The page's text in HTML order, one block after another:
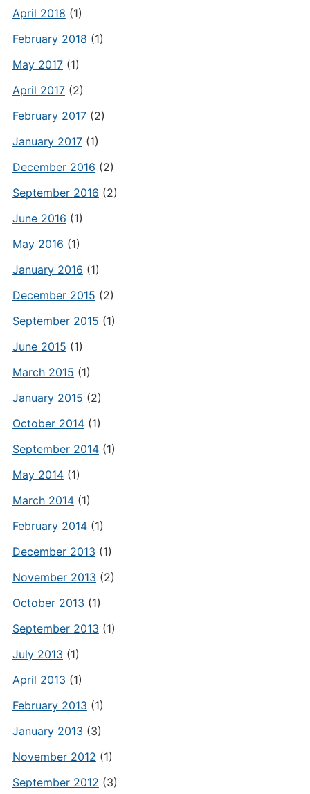
April 2018 (1)
February 2018 (1)
May 2017(1)
April 2017(2)
February 2017(2)
January 2017(1)
December 2016 (2)
September 2016 (2)
June 2016 (1)
May 2016 (1)
January 2016 (1)
December 2015 (2)
September 2015 (1)
June 2015 (1)
March 2015 (1)
January 2015 (2)
October 2014(1)
September 2014(1)
May 2014(1)
March 2014(1)
February 2014(1)
December 2013 (1)
November 2013 (2)
October 2013 (1)
September 2013 (1)
July 2013 (1)
April 2013 (1)
February 2013 (1)
January 2013 (3)
November 2012 (1)
September 2012 (3)